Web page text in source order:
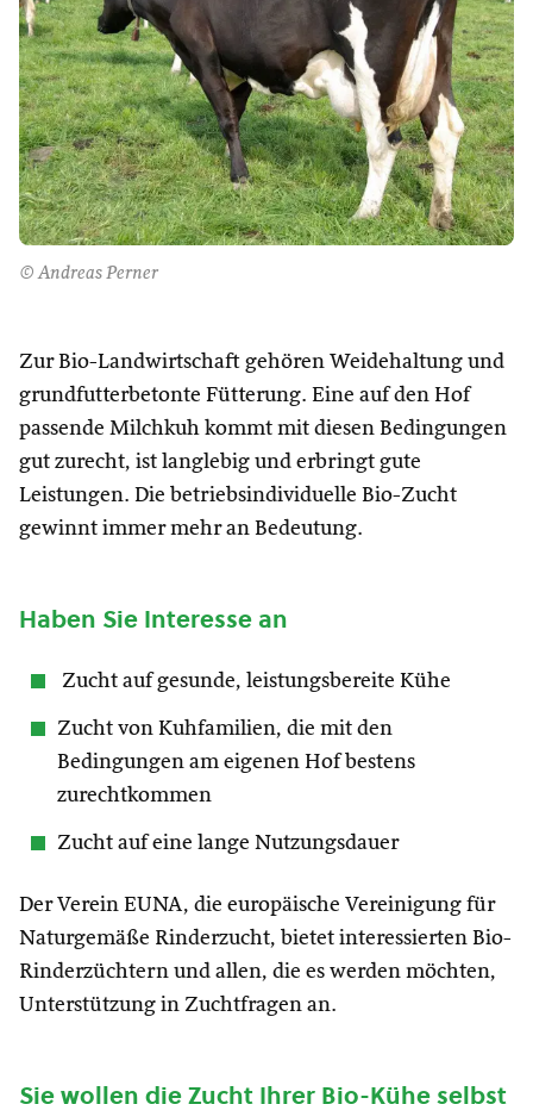
© Andreas Perner
Zur Bio-Landwirtschaft gehören Weidehaltung und
grundfutterbetonte Fütterung. Eine auf den Hof
passende Milchkuh kommt mit diesen Bedingungen
gut zurecht, ist langlebig und erbringt gute
Leistungen. Die betriebsindividuelle Bio-Zucht
gewinnt immer mehr an Bedeutung.
Haben Sie Interesse an
Zucht auf gesunde, leistungsbereite Kühe
Zucht von Kuhfamilien, die mit den
Bedingungen am eigenen Hof bestens
zurechtkommen
Zucht auf eine lange Nutzungsdauer
Der Verein EUNA, die europäische Vereinigung für
Naturgemäße Rinderzucht, bietet interessierten Bio-
Rinderzüchtern und allen, die es werden möchten,
Unterstützung in Zuchtfragen an.
Sie wollen die Zucht Ihrer Bio-Kühe selbst